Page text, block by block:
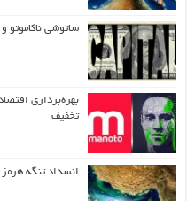
ساتوشی ناکاموتو
بهره‌برداری
تخفیف
انسداد تنگه